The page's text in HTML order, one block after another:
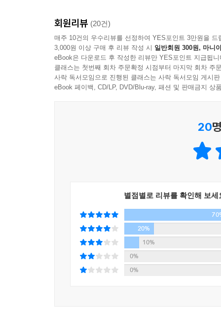
--- p. 156~157
사람들은 왜 프로세스에 이끌릴까. 이는 그 사람만
어 한다. 그렇기 때문에 기꺼이 프로세스 이코노
--- p. 185
승자가 모든 것을 지배하는(Winner takes all) 승자
프로세스를 공개하면서 무언가를 만드는 방식은
운동선수가 벽에 공을 튀기며 연습하듯이 프로
것이다. 물론 이 과정에서 모방의 위험을 걱정할
취향까지는 따라 하기 어렵다. 결국 프로세스 이코
우리가 ‘걸스 힙합’에 이만큼이나 관심을 가졌던
즐기는 여성 댄서들을 세상의 중심으로 끌어냈
프로세스의 힘은 이토록 강력하다. ‘프로세스
만들어낼 수 있다. BTS, 샤오미, 넷플릭스 등 ‘
많다. 이번 한국어판에서는 트렌드 분석가 김용
곰표 밀가루, 트로트 열풍 등 우리에게도 익숙한
ㆍ 중소기획사 출신의 BTS는 어떻게 세계를 석권
프로세스를 공유하면서 BTS와 팬들은 함께 삶을
회원리뷰 (20건)
매주 10건의 우수리뷰를 선정하여 YES포인트 3만원을 드
3,000원 이상 구매 후 리뷰 작성 시 일반회원 300원, 마니
eBook은 다운로드 후 작성한 리뷰만 YES포인트 지급됩니
클래스는 첫번째 회차 주문확정 시점부터 마지막 회차 주
사락 독서모임으로 진행된 클래스는 사락 독서모임 게시
eBook 페이백, CD/LP, DVD/Blu-ray, 패션 및 판매금지 상
20
별점별로 리뷰를 확인해 보세
20%
10%
0%
0%